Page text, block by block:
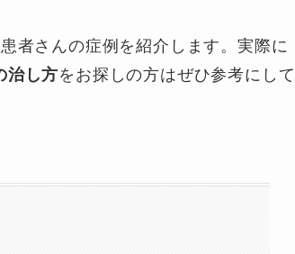
者さんの症例を紹介します。実際に
治し方をお探しの方はぜひ参考にして